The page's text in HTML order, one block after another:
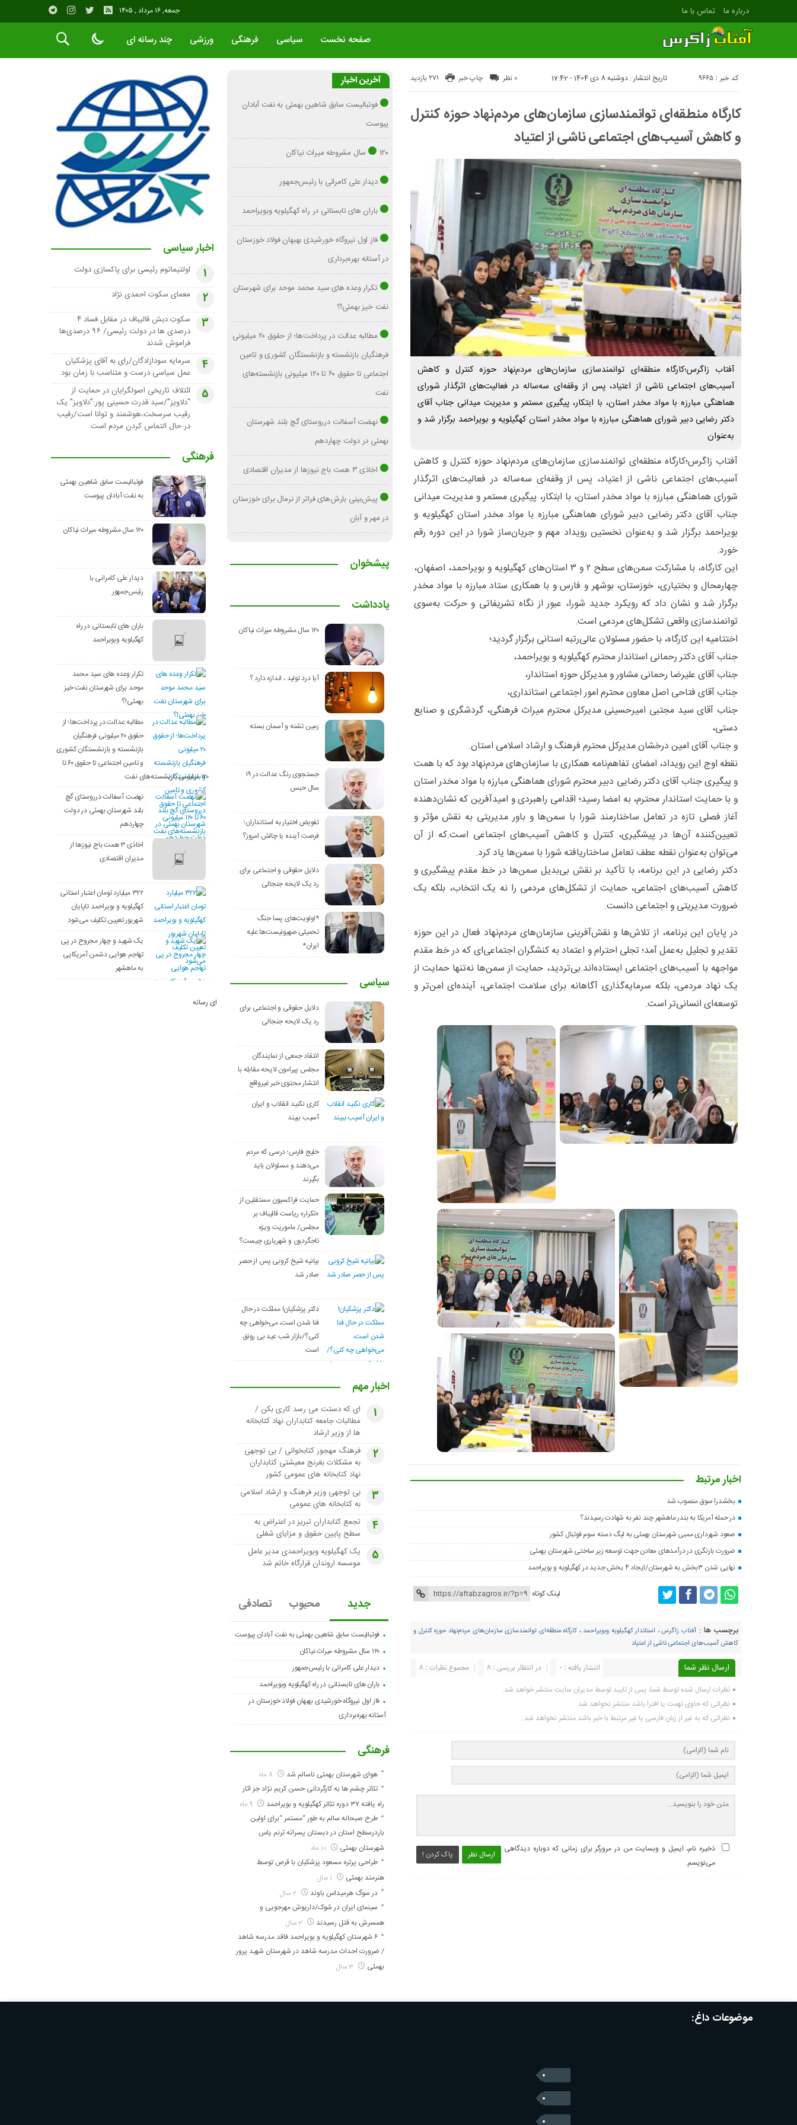
درباره ما تماس با ما جمعه, ۱۶ مرداد , ۱۴۰۵
صفحه نخست سیاسی فرهنگی ورزشی چند رسانه ای
تاریخ انتشار : دوشنبه 8 دی 1404 - 17:42 271 بازدید کد خبر : 9665 چاپ خبر ۰ نظر
کارگاه منطقه‌ای توانمندسازی سازمان‌های مردم‌نهاد حوزه کنترل
و کاهش آسیب‌های اجتماعی ناشی از اعتیاد
آفتاب زاگرس؛کارگاه منطقه‌ای توانمندسازی سازمان‌های مردم‌نهاد حوزه کنترل و کاهش
آسیب‌های اجتماعی ناشی از اعتیاد، پس از وقفه‌ای سه‌ساله در فعالیت‌های اثرگذار شورای
هماهنگی مبارزه با مواد مخدر استان، با ابتکار، پیگیری مستمر و مدیریت میدانی جناب آقای
دکتر رضایی دبیر شورای هماهنگی مبارزه با مواد مخدر استان کهگیلویه و بویراحمد برگزار شد و
به‌عنوان
آفتاب زاگرس؛کارگاه منطقه‌ای توانمندسازی سازمان‌های مردم‌نهاد حوزه کنترل و کاهش
آسیب‌های اجتماعی ناشی از اعتیاد، پس از وقفه‌ای سه‌ساله در فعالیت‌های اثرگذار
شورای هماهنگی مبارزه با مواد مخدر استان، با ابتکار، پیگیری مستمر و مدیریت میدانی
جناب آقای دکتر رضایی دبیر شورای هماهنگی مبارزه با مواد مخدر استان کهگیلویه و
بویراحمد برگزار شد و به‌عنوان نخستین رویداد مهم و جریان‌ساز شورا در این دوره رقم
خورد.
این کارگاه، با مشارکت سمن‌های سطح ۲ و ۳ استان‌های کهگیلویه و بویراحمد، اصفهان،
چهارمحال و بختیاری، خوزستان، بوشهر و فارس و با همکاری ستاد مبارزه با مواد مخدر
برگزار شد و نشان داد که رویکرد جدید شورا، عبور از نگاه تشریفاتی و حرکت به‌سوی
توانمندسازی واقعی تشکل‌های مردمی است.
اختتامیه این کارگاه، با حضور مسئولان عالی‌رتبه استانی برگزار گردید؛
جناب آقای دکتر رحمانی استاندار محترم کهگیلویه و بویراحمد،
جناب آقای علیرضا رحمانی مشاور و مدیرکل حوزه استاندار،
جناب آقای فتاحی اصل معاون محترم امور اجتماعی استانداری،
جناب آقای سید مجتبی امیرحسینی مدیرکل محترم میراث فرهنگی، گردشگری و صنایع
دستی،
و جناب آقای امین درخشان مدیرکل محترم فرهنگ و ارشاد اسلامی استان.
نقطه اوج این رویداد، امضای تفاهم‌نامه همکاری با سازمان‌های مردم‌نهاد بود که با همت
و پیگیری جناب آقای دکتر رضایی دبیر محترم شورای هماهنگی مبارزه با مواد مخدر استان
و با حمایت استاندار محترم، به امضا رسید؛ اقدامی راهبردی و امیدآفرین که نشان‌دهنده
آغاز فصلی تازه در تعامل ساختارمند شورا با سمن‌ها و باور مدیریتی به نقش مؤثر و
تعیین‌کننده آن‌ها در پیشگیری، کنترل و کاهش آسیب‌های اجتماعی است.که از آن
می‌توان به‌عنوان نقطه عطف تعامل ساختاریافته شورا با سمن‌ها یاد کرد.
دکتر رضایی در این برنامه، با تأکید بر نقش بی‌بدیل سمن‌ها در خط مقدم پیشگیری و
کاهش آسیب‌های اجتماعی، حمایت از تشکل‌های مردمی را نه یک انتخاب، بلکه یک
ضرورت مدیریتی و اجتماعی دانست.
در پایان این برنامه، از تلاش‌ها و نقش‌آفرینی سازمان‌های مردم‌نهاد فعال در این حوزه
تقدیر و تجلیل به‌عمل آمد؛ تجلی احترام و اعتماد به کنشگران اجتماعی‌ای که در خط مقدم
مواجهه با آسیب‌های اجتماعی ایستاده‌اند.بی‌تردید، حمایت از سمن‌ها نه‌تنها حمایت از
یک نهاد مردمی، بلکه سرمایه‌گذاری آگاهانه برای سلامت اجتماعی، آینده‌ای امن‌تر و
توسعه‌ای انسانی‌تر است.
اخبار مرتبط
بخشدرا سوق منصوب شد
در حمله آمریکا به بندر ماهشهر چند نفر به شهادت رسیدند؟
صعود شهرداری ممبی شهرستان بهمئی به لیگ دسته سوم فوتبال کشور
ضرورت بازنگری در درآمدهای معادن جهت توسعه زیر ساختی شهرستان بهمئی
نهایی شدن ۳بخش به شهرستان/ایجاد ۴ بخش جدید در کهگیلویه و بویراحمد
لینک کوتاه
برچسب ها : آفتاب زاگرس، استاندار کهگیلویه وبویراحمد ، کارگاه منطقه‌ای توانمندسازی سازمان‌های مردم‌نهاد حوزه کنترل و
کاهش آسیب‌های اجتماعی ناشی از اعتیاد
ارسال نظر شما مجموع نظرات : 8 در انتظار بررسی : 8 انتشار یافته : ۰
نظرات ارسال شده توسط شما، پس از تایید توسط مدیران سایت منتشر خواهد شد.
نظراتی که حاوی تهمت یا افترا باشد منتشر نخواهد شد.
نظراتی که به غیر از زبان فارسی یا غیر مرتبط با خبر باشد منتشر نخواهد شد.
ارسال نظر پاک کردن !
ذخیره نام، ایمیل و وبسایت من در مرورگر برای زمانی که دوباره دیدگاهی
می‌نویسم.
آخرین اخبار
فوتبالیست سابق شاهین بهمئی به نفت آبادان
پیوست
۱۲۰ سال مشروطه میراث نیاکان
دیدار علی کامرانی با رئیس‌جمهور
باران های تابستانی در راه کهگیلویه وبویراحمد
فاز اول نیروگاه خورشیدی بهبهان فولاد خوزستان
در آستانه بهره‌برداری
تکرار وعده های سید محمد موحد برای شهرستان
نفت خیز بهمئی!؟
مطالبه عدالت در پرداخت‌ها؛ از حقوق ۲۰ میلیونی
فرهنگیان بازنشسته و بازنشستگان کشوری و تامین
اجتماعی تا حقوق ۶۰ تا ۱۲۰ میلیونی بازنشسته‌های
نفت
نهضت آسفالت درروستای گچ بلند شهرستان
بهمئی در دولت چهاردهم
اخاذی ۳ همت باج نیوزها از مدیران اقتصادی
پیش‌بینی بارش‌های فراتر از نرمال برای خوزستان
در مهر و آبان
پیشخوان
یادداشت
۱۲۰ سال مشروطه میراث نیاکان
آیا درد تولید ، اندازه دارد ؟
زمین تشنه و آسمان بسته
جستجوی رنگ عدالت در ۱۹
سال حبس
تفویض اختیار به استانداران؛
فرصت آینده یا چالش امروز؟
دلایل حقوقی و اجتماعی برای
رد یک لایحه جنجالی
*اولویت‌های پسا جنگ
تحمیلی صهیونیست‌ها علیه
ایران*
سیاسی
دلایل حقوقی و اجتماعی برای
رد یک لایحه جنجالی
انتقاد جمعی از نمایندگان
مجلس پیرامون لایحه مقابله با
انتشار محتوی خبر غیرواقع
کاری نکنید انقلاب و ایران
آسیب ببیند
خلیج فارس؛ درسی که مردم
می‌دهند و مسئولان باید
بگیرند
حمایت فراکسیون مستقلین از
«تکرار» ریاست قالیباف بر
مجلس/ ماموریت ویژه
تاجگردون و شهریاری چیست؟
بیانیه شیخ کروبی پس از حصر
صادر شد
دکتر پزشکیان! مملکت در حال
فنا شدن است، می‌خواهی چه
کنی؟/بازار شب عید بی رونق
است
اخبار مهم
1
ای که دستت می رسد کاری بکن /
مطالبات جامعه کتابداران نهاد کتابخانه
ها از وزیر ارشاد
2
فرهنگ مهجور کتابخوانی / بی توجهی
به مشکلات بغرنج معیشتی کتابداران
نهاد کتابخانه های عمومی کشور
3
بی توجهی وزیر فرهنگ و ارشاد اسلامی
به کتابخانه های عمومی
4
تجمع کتابداران تبریز در اعتراض به
سطح پایین حقوق و مزایای شغلی
5
یک کهگیلویه وبویراحمدی مدیر عامل
موسسه اروندان قرارگاه خاتم شد
جدید محبوب تصادفی
فوتبالیست سابق شاهین بهمئی به نفت آبادان پیوست
۱۲۰ سال مشروطه میراث نیاکان
دیدار علی کامرانی با رئیس‌جمهور
باران های تابستانی در راه کهگیلویه وبویراحمد
فاز اول نیروگاه خورشیدی بهبهان فولاد خوزستان در
آستانه بهره‌برداری
فرهنگی
هوای شهرستان بهمئی ناسالم شد
تئاتر چشم ها به کارگردانی حسن کریم نژاد جز اثار
راه یافته ۳۷ دوره تئاتر کهگیلویه و بویراحمد
طرح صبحانه سالم به طور “مستمر “برای اولین
باردرسطح استان در دبستان پسرانه ترنم یاس
شهرستان بهمئی
طراحی پرتره مسعود پزشکیان با قرص توسط
هنرمند بهمئی
در سوگ هرمیداس باوند
سینمای ایران در شوک/داریوش مهرجویی و
همسرش به قتل رسیدند
۶ شهرستان کهگیلویه و بویراحمد فاقد مدرسه شاهد
/ ضرورت احداث مدرسه شاهد در شهرستان شهید پرور
بهمئی
فرهنگی
فوتبالیست سابق شاهین بهمئی
به نفت آبادان پیوست
۱۲۰ سال مشروطه میراث نیاکان
دیدار علی کامرانی با
رئیس‌جمهور
باران های تابستانی در راه
کهگیلویه وبویراحمد
تکرار وعده های سید محمد
موحد برای شهرستان نفت خیز
بهمئی!؟
مطالبه عدالت در پرداخت‌ها؛ از
حقوق ۲۰ میلیونی فرهنگیان
بازنشسته و بازنشستگان کشوری
و تامین اجتماعی تا حقوق ۶۰ تا
۱۲۰ میلیونی بازنشسته‌های نفت
نهضت آسفالت درروستای گچ
بلند شهرستان بهمئی در دولت
چهاردهم
اخاذی ۳ همت باج نیوزها از
مدیران اقتصادی
۳۲۲ میلیارد تومان اعتبار استانی
کهگیلویه و بویراحمد تاپایان
شهریور تعیین تکلیف می‌شود
یک شهید و چهار مجروح در پی
تهاجم هوایی دشمن آمریکایی
به ماهشهر
اخبار سیاسی
1 اولتیماتوم رئیسی برای پاکسازی دولت
2 معمای سکوت احمدی نژاد
3
سکوتِ دبش قالیباف در مقابل فساد ۴
درصدی ها در دولت رئیسی/ ۹۶ درصدی‌ها
فراموش شدند
4
سرمایه سودازادگان/رای به آقای پزشکیان
عمل سیاسی درست و متناسب با زمان بود
5
ائتلاف تاریخی اصولگرایان در حمایت از
“دلاویز”/سید قدرت حسینی پور:”دلاویز” یک
رقیب سرسخت،هوشمند و توانا است/رقیب
در حال التماس کردن مردم است
ای رسانه
موضوعات داغ: